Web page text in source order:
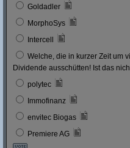
Goldadler
MorphoSys
Intercell
Welche, die in kurzer Zeit um
Dividende ausschütten! Ist das
polytec
Immofinanz
envitec Biogas
Premiere AG